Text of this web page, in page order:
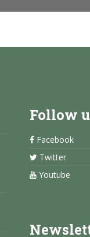
Follow
Facebook
Twitter
Youtube